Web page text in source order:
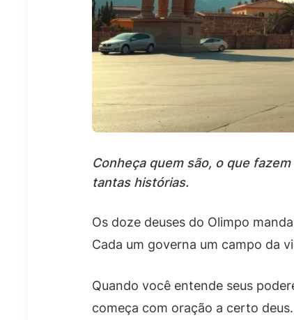
Conheça quem são, o que
tantas histórias.
Os doze deuses do Olimpo
Cada um governa um campo da
Quando você entende seus
começa com oração a certo